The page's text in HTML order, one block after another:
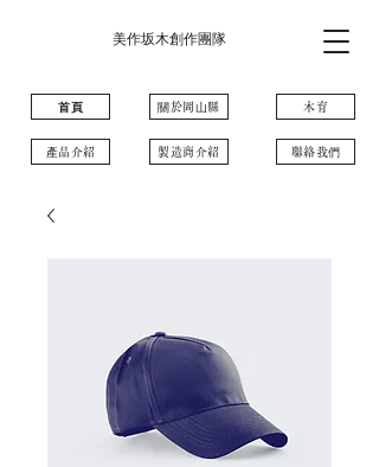
美作坂木創作團隊
⾸⾴
產品介紹
關於岡⼭縣
製造商介紹
木育
聯絡我們